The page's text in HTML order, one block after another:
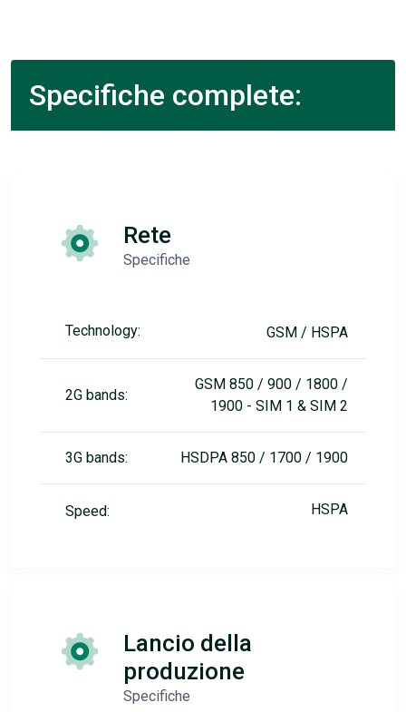
Specifiche complete:
Rete
Specifiche
Technology: GSM / HSPA
2G bands:
GSM 850 / 900 / 1800 /
1900 - SIM 1 & SIM 2
3G bands: HSDPA 850 / 1700 / 1900
Speed: HSPA
Lancio della
produzione
Specifiche